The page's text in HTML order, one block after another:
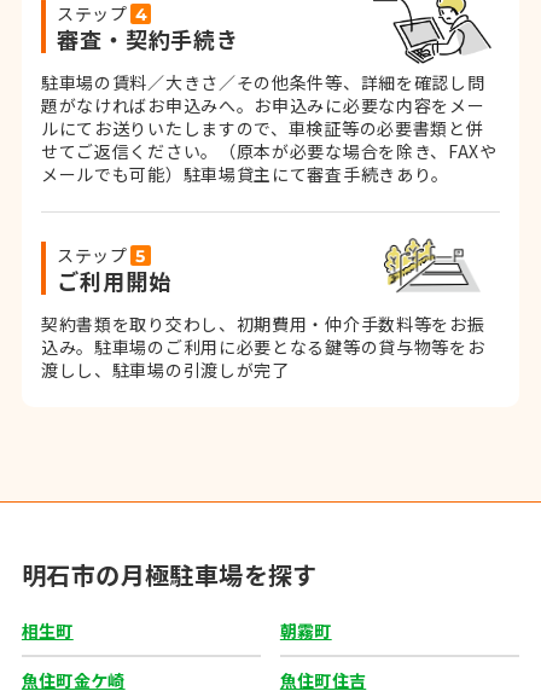
ステップ
審査・契約手続き
駐車場の賃料／大きさ／その他条件等、詳細を確認し問
題がなければお申込みへ。お申込みに必要な内容をメー
ルにてお送りいたしますので、車検証等の必要書類と併
せてご返信ください。
（原本が必要な場合を除き、FAXや
メールでも可能） 駐車場貸主にて審査手続きあり。
ステップ
ご利用開始
契約書類を取り交わし、初期費用・仲介手数料等をお振
込み。駐車場のご利用に必要となる鍵等の貸与物等をお
渡しし、駐車場の引渡しが完了
明石市の月極駐車場を探す
相生町 朝霧町
魚住町金ケ崎 魚住町住吉